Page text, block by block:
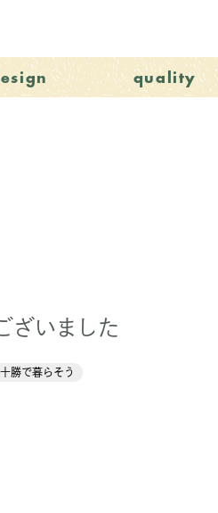
quality
ざいました
十勝で暮らそう